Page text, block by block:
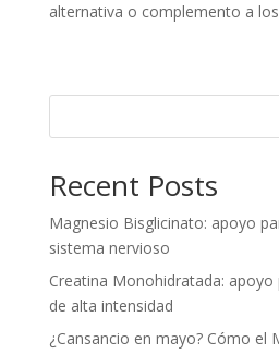
alternativa o complemento a
Recent Posts
Magnesio Bisglicinato: apoyo
sistema nervioso
Creatina Monohidratada:
de alta intensidad
¿Cansancio en mayo? Cómo el